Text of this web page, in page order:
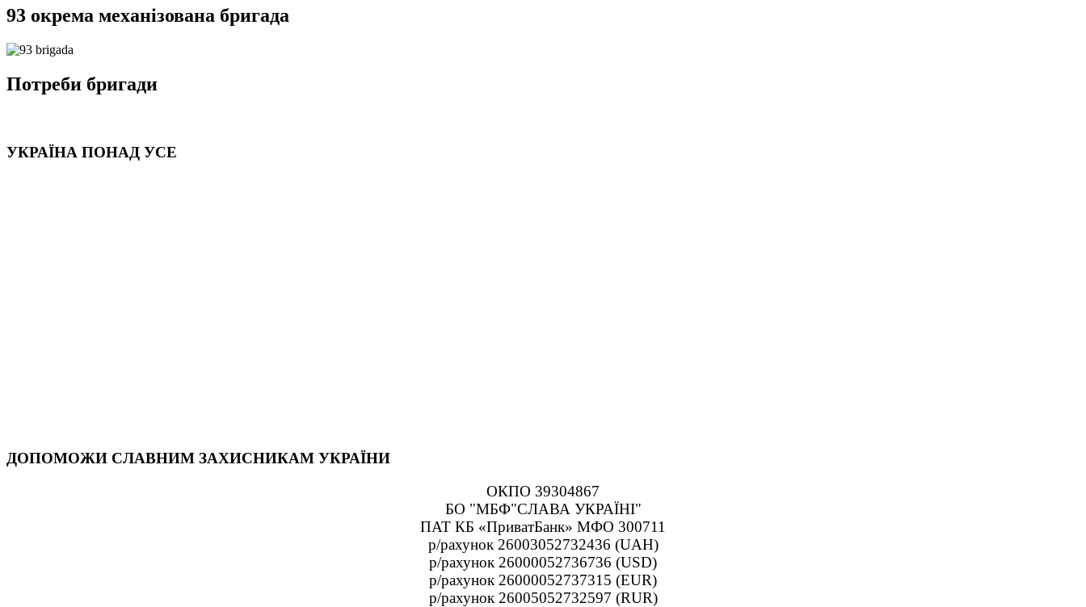
93 окрема механізована бригада
Потреби бригади
УКРАЇНА ПОНАД УСЕ
ДОПОМОЖИ СЛАВНИМ ЗАХИСНИКАМ УКРАЇНИ
ОКПО 39304867
БО "МБФ"СЛАВА УКРАЇНІ"
ПАТ КБ «ПриватБанк» МФО 300711
р/рахунок 26003052732436 (UAH)
р/рахунок 26000052736736 (USD)
р/рахунок 26000052737315 (EUR)
р/рахунок 26005052732597 (RUR)